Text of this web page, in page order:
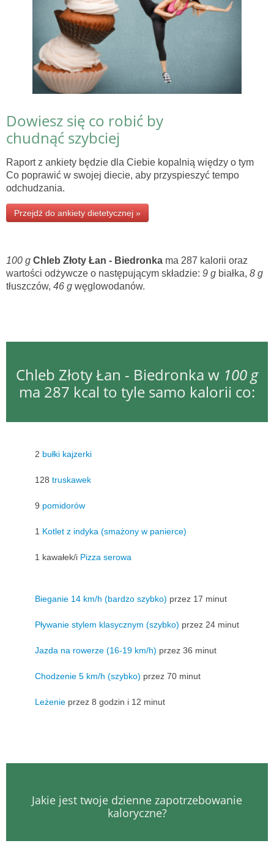
Dowiesz się co robić by
chudnąć szybciej
Raport z ankiety będzie dla Ciebie kopalnią więdzy o tym
Co poprawić w swojej diecie, aby przyspieszyć tempo
odchudzania.
Przejdź do ankiety dietetycznej »
100 g Chleb Złoty Łan - Biedronka ma 287 kalorii oraz
wartości odżywcze o następującym składzie: 9 g białka, 8 g
tłuszczów, 46 g węglowodanów.
Chleb Złoty Łan - Biedronka w 100 g
ma 287 kcal to tyle samo kalorii co:
2 bułki kajzerki
128 truskawek
9 pomidorów
1 Kotlet z indyka (smażony w panierce)
1 kawałek/i Pizza serowa
Bieganie 14 km/h (bardzo szybko) przez 17 minut
Pływanie stylem klasycznym (szybko) przez 24 minut
Jazda na rowerze (16-19 km/h) przez 36 minut
Chodzenie 5 km/h (szybko) przez 70 minut
Leżenie przez 8 godzin i 12 minut
Jakie jest twoje dzienne zapotrzebowanie
kaloryczne?